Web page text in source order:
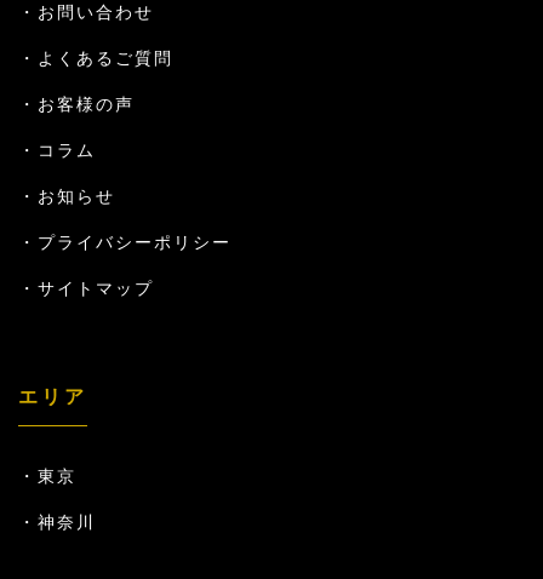
お問い合わせ
よくあるご質問
お客様の声
コラム
お知らせ
プライバシーポリシー
サイトマップ
エリア
東京
神奈川